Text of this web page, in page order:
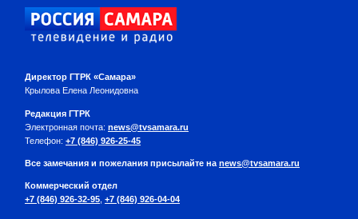
Директор ГТРК «Самара»
Крылова Елена Леонидовна
Редакция ГТРК
Электронная почта: news@tvsamara.ru
Телефон: +7 (846) 926-25-45
Все замечания и пожелания присылайте на news@tvsamara.ru
Коммерческий отдел
+7 (846) 926-32-95 +7 (846) 926-04-04